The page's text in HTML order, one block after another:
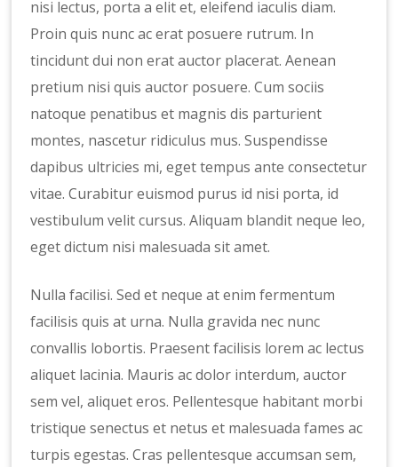
nisi lectus, porta a elit et, eleifend iaculis diam.
Proin quis nunc ac erat posuere rutrum. In
tincidunt dui non erat auctor placerat. Aenean
pretium nisi quis auctor posuere. Cum sociis
natoque penatibus et magnis dis parturient
montes, nascetur ridiculus mus. Suspendisse
dapibus ultricies mi, eget tempus ante consectetur
vitae. Curabitur euismod purus id nisi porta, id
vestibulum velit cursus. Aliquam blandit neque leo,
eget dictum nisi malesuada sit amet.
Nulla facilisi. Sed et neque at enim fermentum
facilisis quis at urna. Nulla gravida nec nunc
convallis lobortis. Praesent facilisis lorem ac lectus
aliquet lacinia. Mauris ac dolor interdum, auctor
sem vel, aliquet eros. Pellentesque habitant morbi
tristique senectus et netus et malesuada fames ac
turpis egestas. Cras pellentesque accumsan sem,